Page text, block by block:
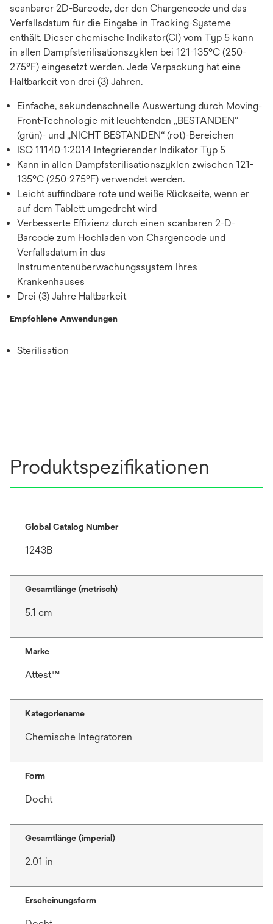
scanbarer 2D-Barcode, der den Chargencode und das
Verfallsdatum für die Eingabe in Tracking-Systeme
enthält. Dieser chemische Indikator(CI) vom Typ 5 kann
in allen Dampfsterilisationszyklen bei 121-135°C (250-
275°F) eingesetzt werden. Jede Verpackung hat eine
Haltbarkeit von drei (3) Jahren.
Einfache, sekundenschnelle Auswertung durch Moving-
Front-Technologie mit leuchtenden „BESTANDEN“
(grün)- und „NICHT BESTANDEN“ (rot)-Bereichen
ISO 11140-1:2014 Integrierender Indikator Typ 5
Kann in allen Dampfsterilisationszyklen zwischen 121-
135°C (250-275°F) verwendet werden.
Leicht auffindbare rote und weiße Rückseite, wenn er
auf dem Tablett umgedreht wird
Verbesserte Effizienz durch einen scanbaren 2-D-
Barcode zum Hochladen von Chargencode und
Verfallsdatum in das
Instrumentenüberwachungssystem Ihres
Krankenhauses
Drei (3) Jahre Haltbarkeit
Empfohlene Anwendungen
Sterilisation
Produktspezifikationen
Global Catalog Number
1243B
Gesamtlänge (metrisch)
5.1 cm
Marke
Attest™
Kategoriename
Chemische Integratoren
Form
Docht
Gesamtlänge (imperial)
2.01 in
Erscheinungsform